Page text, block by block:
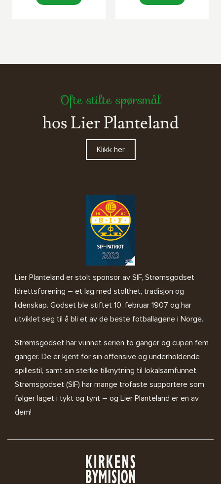
Ofte stilte spørsmål
hos Lier Planteland
Klikk her
Lier Planteland er stolt sponsor av SIF, Strømsgodset
Idrettsforening – et lag med stolthet, tradisjon og
lidenskap. Godset ble stiftet 10. februar 1907 og har
utviklet seg til å bli et av de beste fotballagene i Norge.
Strømsgodset har vunnet serien to ganger og cupen fem
ganger. De er kjent for sin offensive og underholdende
spillestil, samt sin sterke tilknytning til lokalsamfunnet.
Strømsgodset (SIF) har mange trofaste supportere som
følger laget i tykt og tynt – og Lier Planteland er en av
dem!